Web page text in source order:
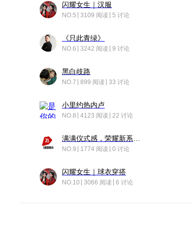
闪耀女生｜汉服
NO.5 3109 阅读 5 讨论
《只此青绿》
NO.6 3242 阅读 9 讨论
黑白歧路
NO.7 899 阅读 33 讨论
小里约热内卢
NO.8 4123 阅读 22 讨论
NO.9 1774 阅读 0 讨论
闪耀女生｜球衣穿搭
NO.10 3066 阅读 6 讨论